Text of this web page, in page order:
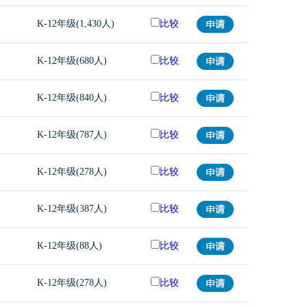
K-12年级(1,430人) 比较
K-12年级(680人) 比较
K-12年级(840人) 比较
K-12年级(787人) 比较
K-12年级(278人) 比较
K-12年级(387人) 比较
K-12年级(88人) 比较
K-12年级(278人) 比较